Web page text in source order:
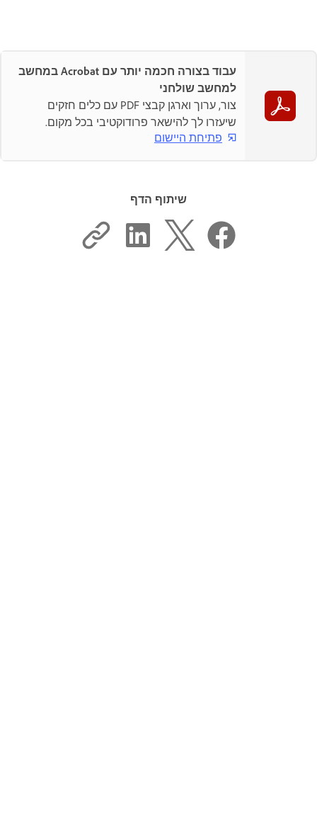
עבוד בצורה חכמה יותר עם Acrobat במחשב
למחשב שולחני
צור, ערוך וארגן קבצי PDF עם כלים חזקים
שיעזרו לך להישאר פרודוקטיבי בכל מקום.
פתיחת היישום
שיתוף הדף